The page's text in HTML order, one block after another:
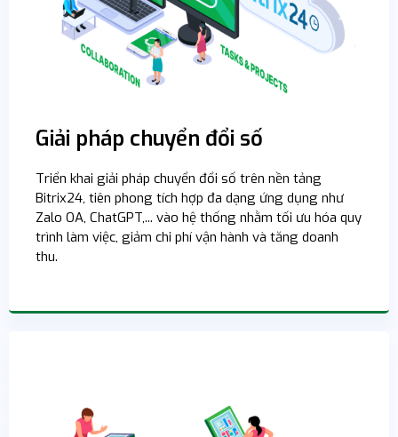
Giải pháp chuyển đổi số
Triển khai giải pháp chuyển đổi số trên nền tảng
Bitrix24, tiên phong tích hợp đa dạng ứng dụng như
Zalo OA, ChatGPT,... vào hệ thống nhằm tối ưu hóa quy
trình làm việc, giảm chi phí vận hành và tăng doanh
thu.